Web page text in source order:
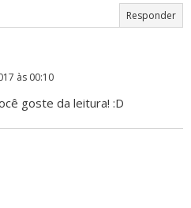
Responder
às 00:10
goste da leitura! :D